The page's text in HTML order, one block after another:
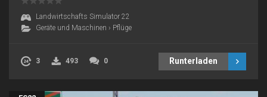
Landwirtschafts Simulator 22
Geräte und Maschinen › Pflüge
3 493 0 Runterladen